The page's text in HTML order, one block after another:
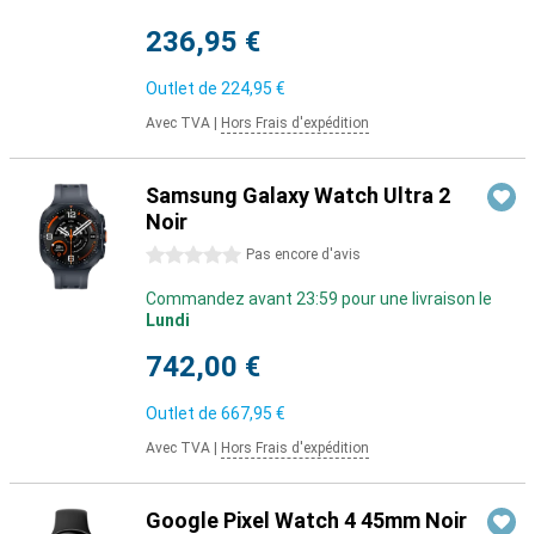
236,95 €
Outlet de 224,95 €
Avec TVA Hors Frais d'expédition
Samsung Galaxy Watch Ultra 2
Noir
0 étoiles Pas encore d'avis
Commandez avant 23:59 pour une livraison le
Lundi
742,00 €
Outlet de 667,95 €
Avec TVA Hors Frais d'expédition
Google Pixel Watch 4 45mm Noir